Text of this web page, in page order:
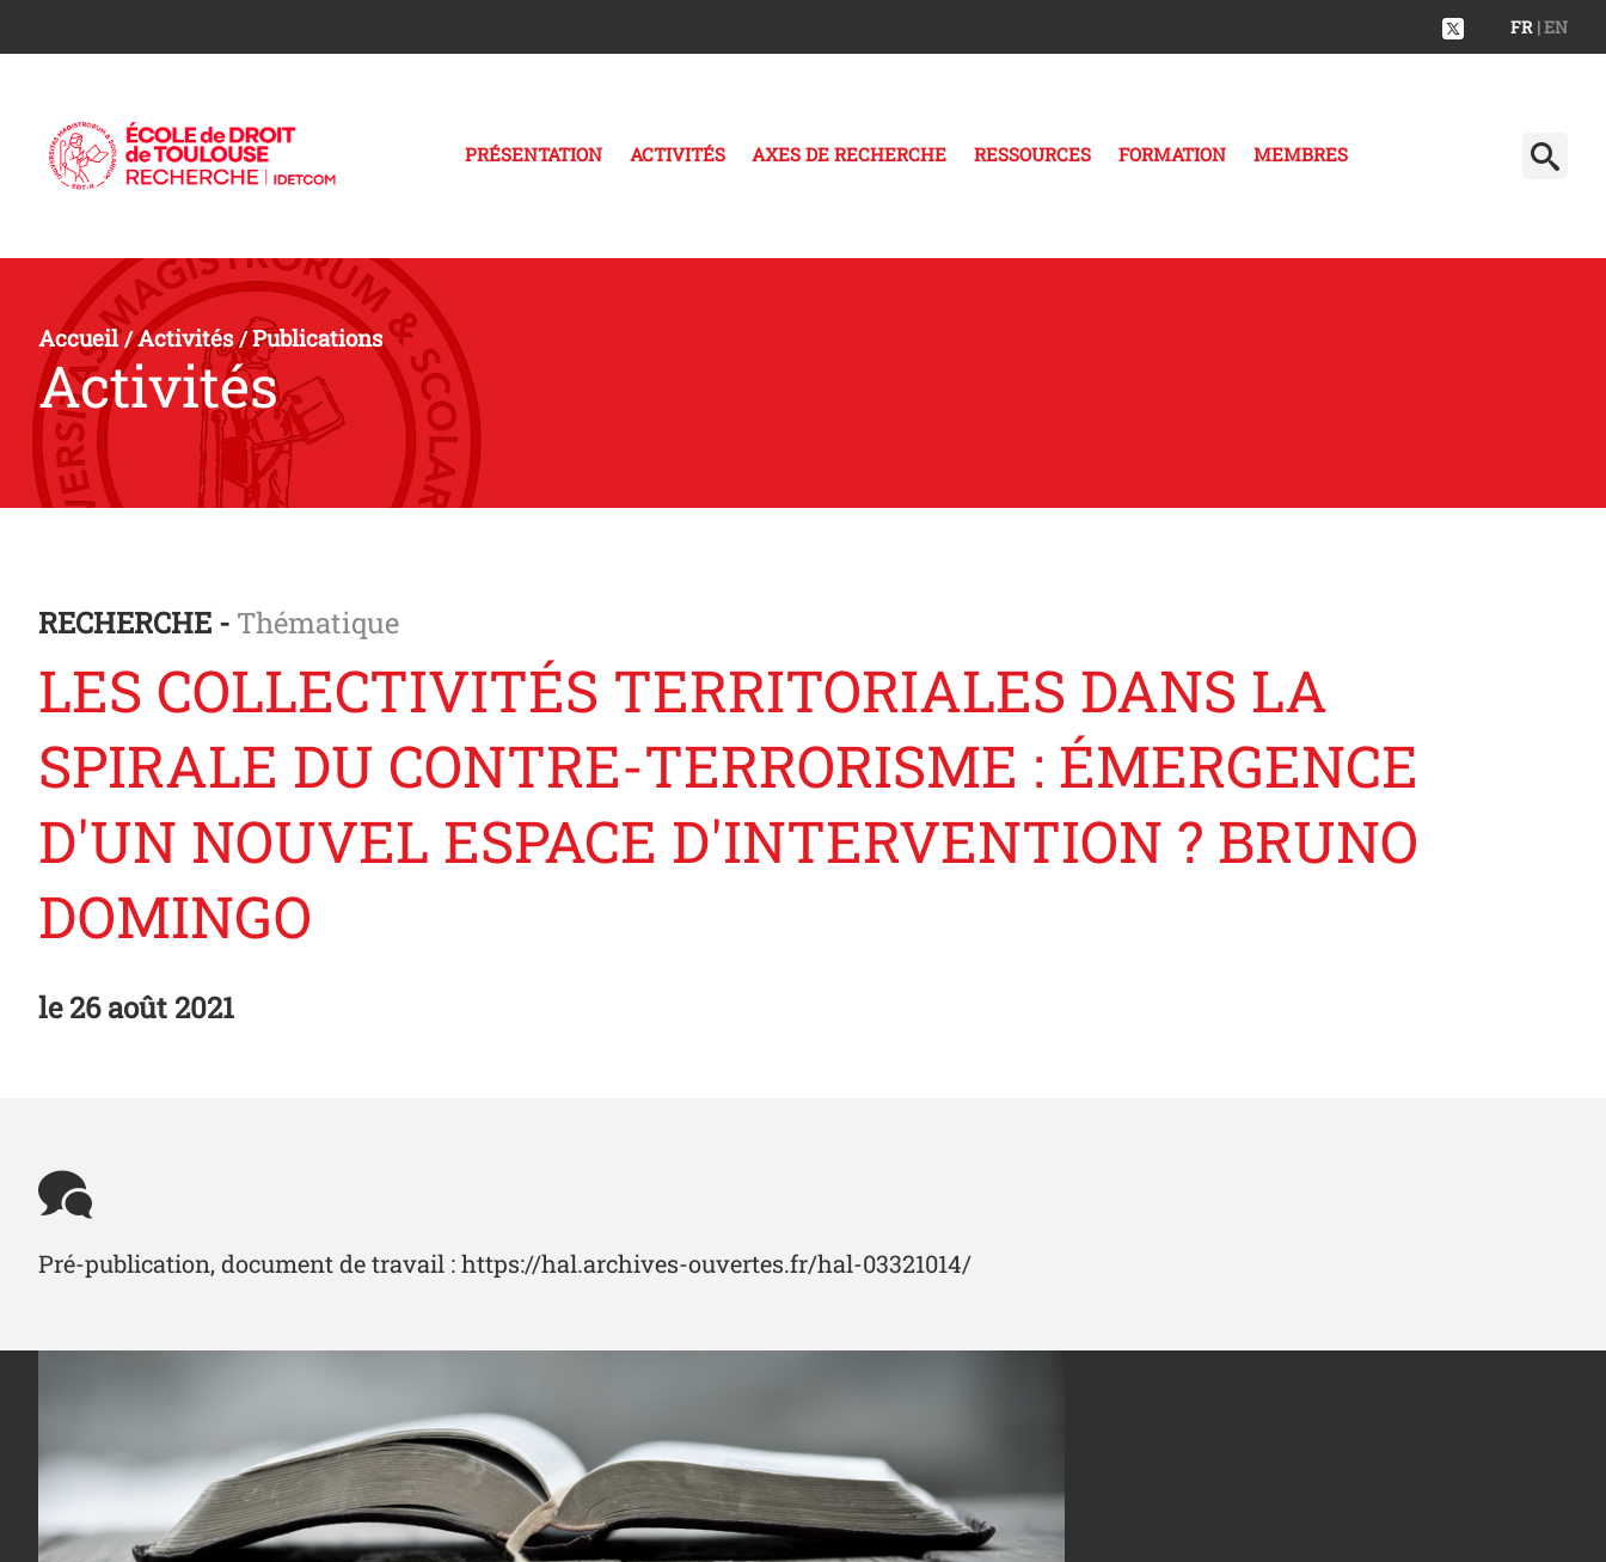
FR | EN
PRÉSENTATION ACTIVITÉS AXES DE RECHERCHE RESSOURCES FORMATION MEMBRES
Accueil/Activités/Publications
Activités
RECHERCHE - Thématique
LES COLLECTIVITÉS TERRITORIALES DANS LA
SPIRALE DU CONTRE-TERRORISME : ÉMERGENCE
D'UN NOUVEL ESPACE D'INTERVENTION ? BRUNO
DOMINGO
le26 août 2021
Pré-publication, document de travail : https://hal.archives-ouvertes.fr/hal-03321014/